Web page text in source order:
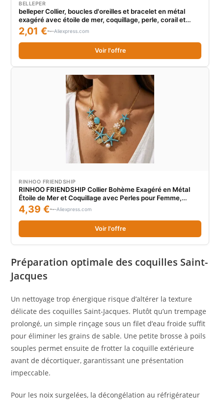
BELLEPER
belleper Collier, boucles d'oreilles et bracelet en métal
exagéré avec étoile de mer, coquillage, perle, corail et
pendentif coquille Saint-Jacques, style bohème
océanique, avec fermoir OT, pour femme
2,01 € Aliexpress.com
Voir l'offre
RINHOO FRIENDSHIP
RINHOO FRIENDSHIP Collier Bohème Exagéré en Métal
Étoile de Mer et Coquillage avec Perles pour Femme,
Pendentif Corail et Coquille Saint-Jacques, Bijou d'Été
pour la Plage, Cadeau
4,39 € Aliexpress.com
Voir l'offre
Préparation optimale des coquilles Saint-
Jacques
Un nettoyage trop énergique risque d’altérer la texture
délicate des coquilles Saint-Jacques. Plutôt qu’un trempage
prolongé, un simple rinçage sous un filet d’eau froide suffit
pour éliminer les grains de sable. Une petite brosse à poils
souples permet ensuite de frotter la coquille extérieure
avant de décortiquer, garantissant une présentation
impeccable.
Pour les noix surgelées, la décongélation au réfrigérateur